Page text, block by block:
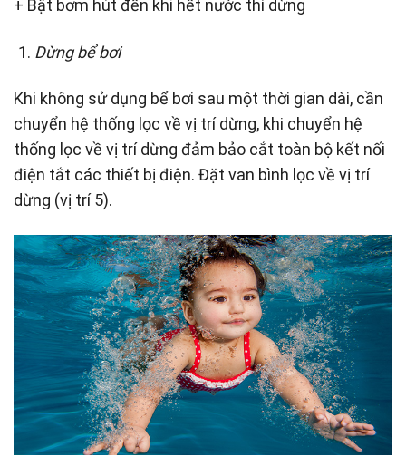
+ Bật bơm hút đến khi hết nước thì dừng
Dừng bể bơi
Khi không sử dụng bể bơi sau một thời gian dài, cần
chuyển hệ thống lọc về vị trí dừng, khi chuyển hệ
thống lọc về vị trí dừng đảm bảo cắt toàn bộ kết nối
điện tắt các thiết bị điện. Đặt van bình lọc về vị trí
dừng (vị trí 5).